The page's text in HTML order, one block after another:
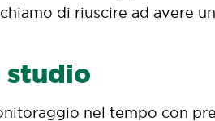
di riuscire ad avere
studio
nel tempo con